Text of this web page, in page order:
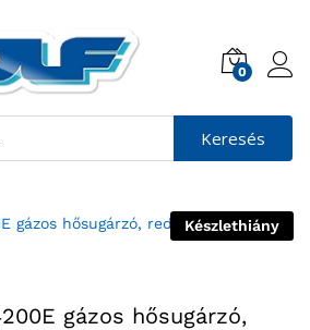
0
Keresés
Készlethiány
gázos hősugárzó,